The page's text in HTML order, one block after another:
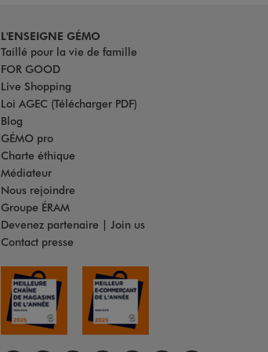
L'ENSEIGNE GÉMO
Taillé pour la vie de famille
FOR GOOD
Live Shopping
Loi AGEC (Télécharger PDF)
Blog
GÉMO pro
Charte éthique
Médiateur
Nous rejoindre
Groupe ÉRAM
Devenez partenaire | Join us
Contact presse